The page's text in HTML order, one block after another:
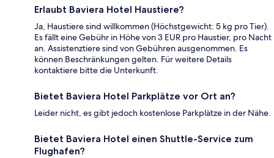
Erlaubt Baviera Hotel Haustiere?
Ja, Haustiere sind willkommen (Höchstgewicht: 5 kg pro Tier).
Es fällt eine Gebühr in Höhe von 3 EUR pro Haustier, pro Nacht
an. Assistenztiere sind von Gebühren ausgenommen. Es
können Beschränkungen gelten. Für weitere Details
kontaktiere bitte die Unterkunft.
Bietet Baviera Hotel Parkplätze vor Ort an?
Leider nicht, es gibt jedoch kostenlose Parkplätze in der Nähe.
Bietet Baviera Hotel einen Shuttle-Service zum
Flughafen?